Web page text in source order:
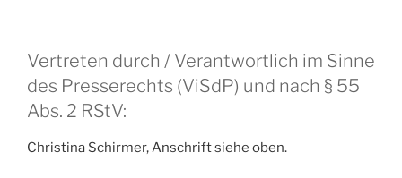
Vertreten durch / Verantwortlich im Sinne
des Presserechts (ViSdP) und nach § 55
Abs. 2 RStV:
Christina Schirmer, Anschrift siehe oben.